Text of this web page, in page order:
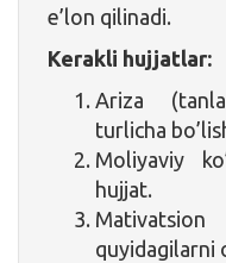
e’lon qilinadi.
Kerakli hujjatlar:
Ariza
turlicha
Moliyaviy
hujjat.
quyidagilarni